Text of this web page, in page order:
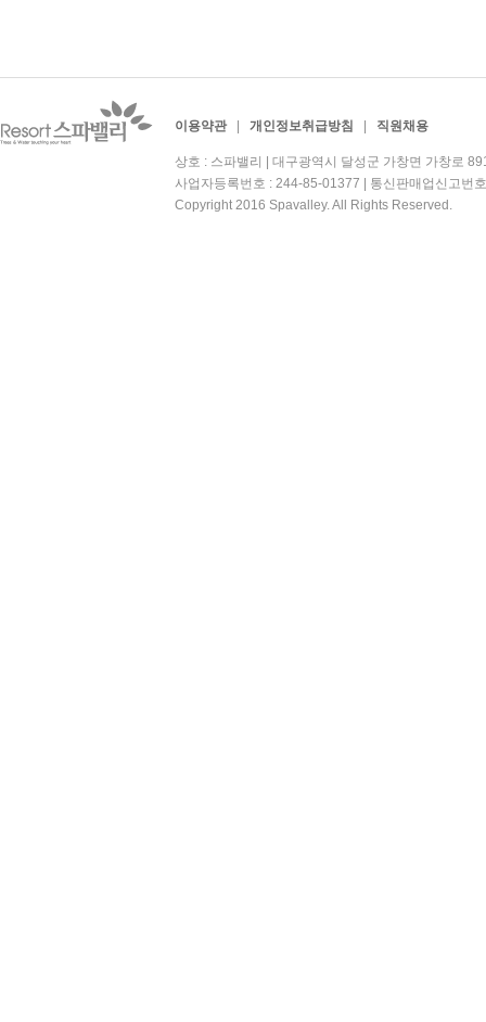
이용약관 개인정보취급방침 직원채용
상호 : 스파밸리 | 대구광역시 달성군 가창면 가창로
사업자등록번호 : 244-85-01377 | 통신판매업신고번
Copyright 2016 Spavalley. All Rights Reserved.